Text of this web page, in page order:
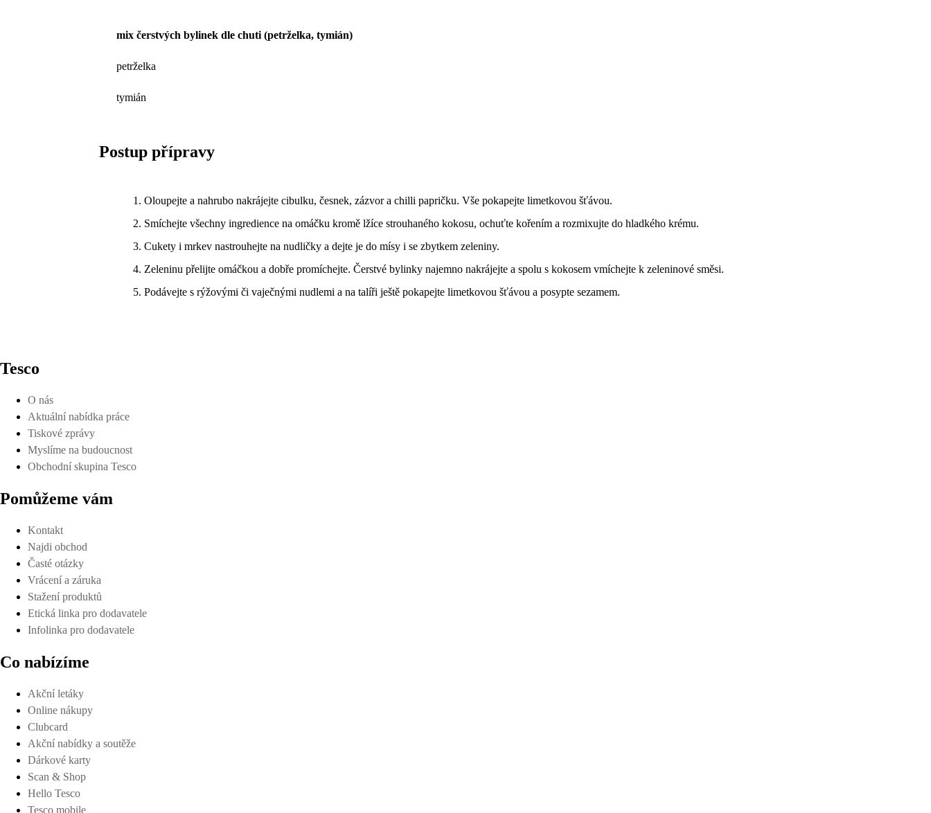
mix čerstvých bylinek dle chuti (petrželka, tymián)
petrželka
tymián
Postup přípravy
Oloupejte a nahrubo nakrájejte cibulku, česnek, zázvor a chilli papričku. Vše pokapejte limetkovou šťávou.
Smíchejte všechny ingredience na omáčku kromě lžíce strouhaného kokosu, ochuťte kořením a rozmixujte do hladkého krému.
Cukety i mrkev nastrouhejte na nudličky a dejte je do mísy i se zbytkem zeleniny.
Zeleninu přelijte omáčkou a dobře promíchejte. Čerstvé bylinky najemno nakrájejte a spolu s kokosem vmíchejte k zeleninové směsi.
Podávejte s rýžovými či vaječnými nudlemi a na talíři ještě pokapejte limetkovou šťávou a posypte sezamem.
Tesco
O nás
Aktuální nabídka práce
Tiskové zprávy
Myslíme na budoucnost
Obchodní skupina Tesco
Pomůžeme vám
Kontakt
Najdi obchod
Časté otázky
Vrácení a záruka
Stažení produktů
Etická linka pro dodavatele
Infolinka pro dodavatele
Co nabízíme
Akční letáky
Online nákupy
Clubcard
Akční nabídky a soutěže
Dárkové karty
Scan & Shop
Hello Tesco
Tesco mobile